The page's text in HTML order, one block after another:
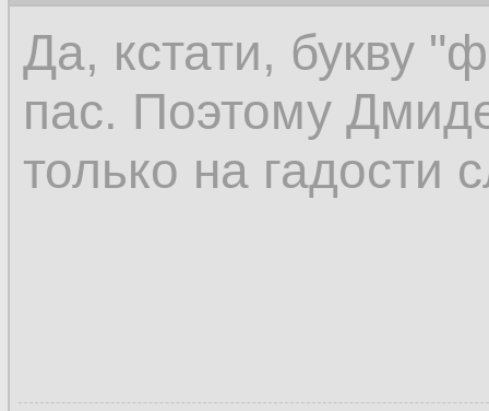
Да, кстати, букву
пас. Поэтому
только на гадости